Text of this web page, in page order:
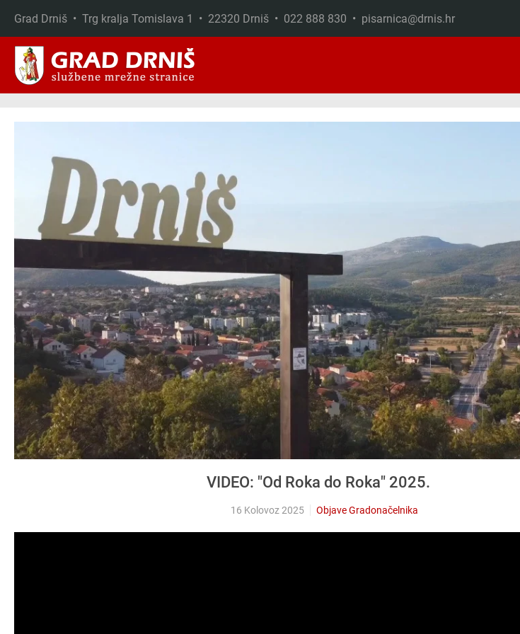
Skip to main content
Grad Drniš • Trg kralja Tomislava 1 • 22320 Drniš • 022 888 830 • pisarnica@drnis.hr
VIDEO: "Od Roka do Roka" 2025.
16 Kolovoz 2025 Objave Gradonačelnika